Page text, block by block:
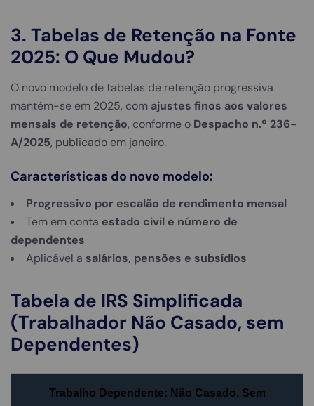
3. Tabelas de Retenção na Fonte
2025: O Que Mudou?
O novo modelo de tabelas de retenção progressiva
mantém-se em 2025, com ajustes finos aos valores
mensais de retenção, conforme o Despacho n.º 236-
A/2025, publicado em janeiro.
Características do novo modelo:
Progressivo por escalão de rendimento mensal
Tem em conta estado civil e número de
dependentes
Aplicável a salários, pensões e subsídios
Tabela de IRS Simplificada
(Trabalhador Não Casado, sem
Dependentes)
Trabalho Dependente: Não Casado, Sem